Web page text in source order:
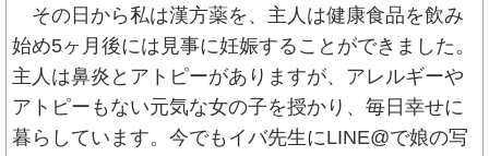
その日から私は漢方薬を、主人は健康食品を飲み
始め5ヶ月後には見事に妊娠することができました。
主人は鼻炎とアトピーがありますが、アレルギーや
アトピーもない元気な女の子を授かり、毎日幸せに
暮らしています。今でもイバ先生にLINE@で娘の写